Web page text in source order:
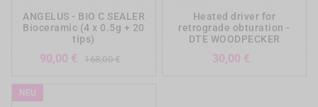
ANGELUS - BIO C SEALER
Bioceramic (4 x 0.5g + 20
tips)
90,00 € 168,00 €
Heated driver for
retrograde obturation -
DTE WOODPECKER
30,00 €
NEU